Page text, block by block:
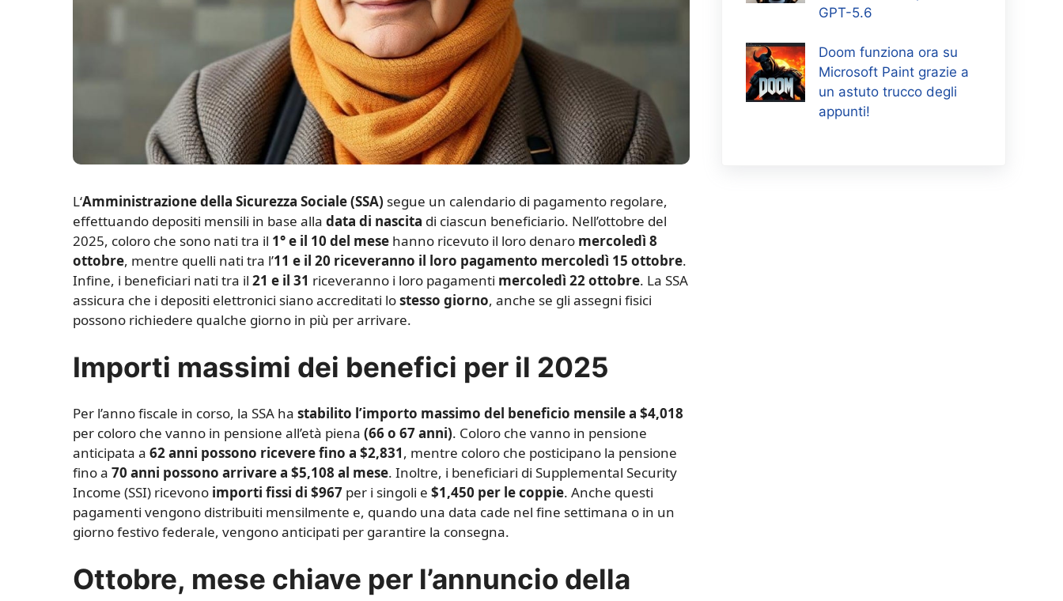
L‘Amministrazione della Sicurezza Sociale (SSA) segue un calendario di pagamento regolare,
effettuando depositi mensili in base alla data di nascita di ciascun beneficiario. Nell’ottobre del
2025, coloro che sono nati tra il 1° e il 10 del mese hanno ricevuto il loro denaro mercoledì 8
ottobre, mentre quelli nati tra l’11 e il 20 riceveranno il loro pagamento mercoledì 15 ottobre.
Infine, i beneficiari nati tra il 21 e il 31 riceveranno i loro pagamenti mercoledì 22 ottobre. La SSA
assicura che i depositi elettronici siano accreditati lostesso giorno, anche se gli assegni fisici
possono richiedere qualche giorno in più per arrivare.
Importi massimi dei benefici per il 2025
Per l’anno fiscale in corso, la SSA ha stabilito l’importo massimo del beneficio mensile a $4,018
per coloro che vanno in pensione all’età piena (66 o 67 anni). Coloro che vanno in pensione
anticipata a 62 anni possono ricevere fino a $2,831, mentre coloro che posticipano la pensione
fino a 70 anni possono arrivare a $5,108 al mese. Inoltre, i beneficiari di Supplemental Security
Income (SSI) ricevono importi fissi di $967 per i singoli e $1,450 per le coppie. Anche questi
pagamenti vengono distribuiti mensilmente e, quando una data cade nel fine settimana o in un
giorno festivo federale, vengono anticipati per garantire la consegna.
Ottobre, mese chiave per l’annuncio della
GPT-5.6
Doom funziona ora su
Microsoft Paint grazie a
un astuto trucco degli
appunti!